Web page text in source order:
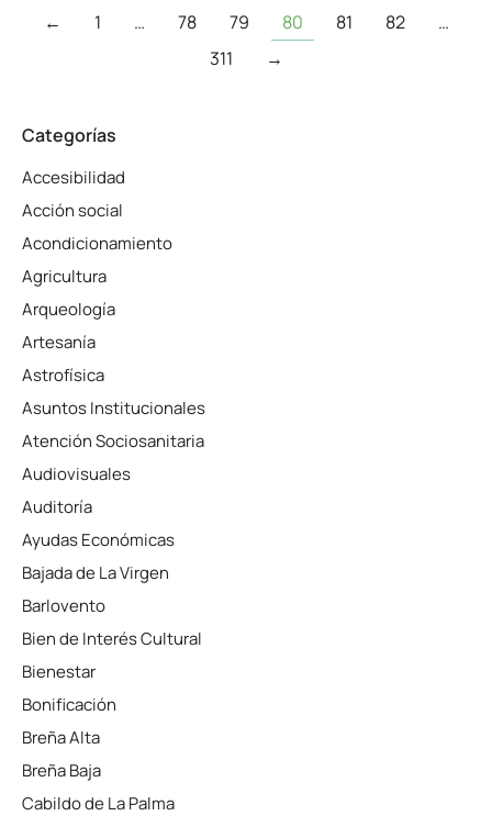
← 1 … 78 79 80 81 82
…
311
→
Categorías
Accesibilidad
Acción social
Acondicionamiento
Agricultura
Arqueología
Artesanía
Astrofísica
Asuntos Institucionales
Atención Sociosanitaria
Audiovisuales
Auditoría
Ayudas Económicas
Bajada de La Virgen
Barlovento
Bien de Interés Cultural
Bienestar
Bonificación
Breña Alta
Breña Baja
Cabildo de La Palma